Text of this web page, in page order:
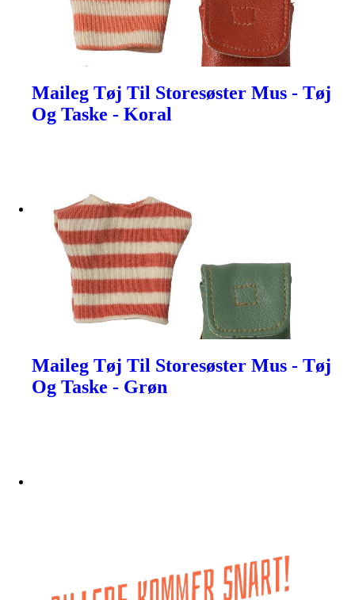
Maileg Tøj Til Storesøster Mus - Tøj
Og Taske - Koral
Maileg Tøj Til Storesøster Mus - Tøj
Og Taske - Grøn